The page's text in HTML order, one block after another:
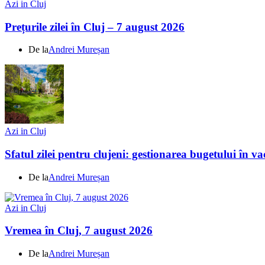
Azi in Cluj
Prețurile zilei în Cluj – 7 august 2026
De laAndrei Mureșan
Azi in Cluj
Sfatul zilei pentru clujeni: gestionarea bugetului în
De laAndrei Mureșan
Azi in Cluj
Vremea în Cluj, 7 august 2026
De laAndrei Mureșan